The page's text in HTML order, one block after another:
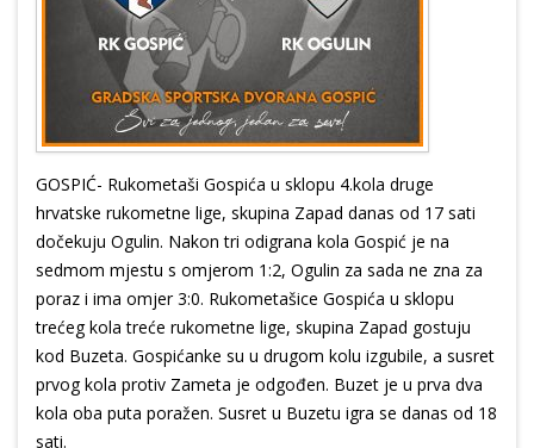
GOSPIĆ- Rukometaši Gospića u sklopu 4.kola druge
hrvatske rukometne lige, skupina Zapad danas od 17 sati
dočekuju Ogulin. Nakon tri odigrana kola Gospić je na
sedmom mjestu s omjerom 1:2, Ogulin za sada ne zna za
poraz i ima omjer 3:0. Rukometašice Gospića u sklopu
trećeg kola treće rukometne lige, skupina Zapad gostuju
kod Buzeta. Gospićanke su u drugom kolu izgubile, a susret
prvog kola protiv Zameta je odgođen. Buzet je u prva dva
kola oba puta poražen. Susret u Buzetu igra se danas od 18
sati.